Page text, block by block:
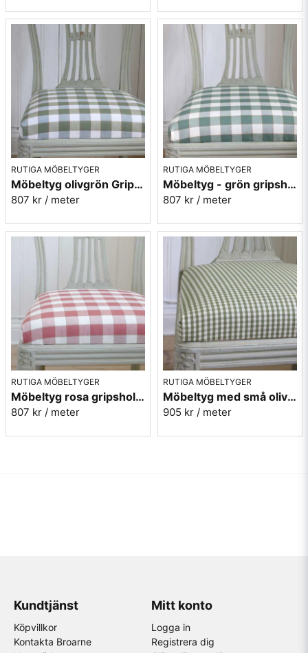
RUTIGA MÖBELTYGER
Möbeltyg olivgrön Gripsholmsruta - Ekeby nr.72
807 kr / meter
RUTIGA MÖBELTYGER
Möbeltyg - grön gripsholmsruta - Ekeby nr. 71
807 kr / meter
RUTIGA MÖBELTYGER
Möbeltyg rosa gripsholmsruta - Ekeby nr.31
807 kr / meter
RUTIGA MÖBELTYGER
Möbeltyg med små olivgröna rutor - Lill Ruta 278
905 kr / meter
Kundtjänst
Köpvillkor
Kontakta Broarne
Mitt konto
Logga in
Registrera dig